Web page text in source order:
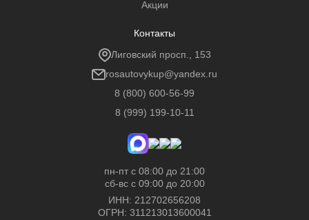
Акции
Контакты
Лиговский просп., 153
rosautovykup@yandex.ru
8 (800) 600-56-99
8 (999) 199-10-11
пн-пт с 08:00 до 21:00
сб-вс с 09:00 до 20:00
ИНН: 212702656208
ОГРН: 311213013600041